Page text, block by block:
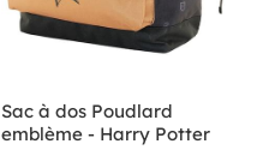
Sac à dos Poudlard
emblème - Harry Potter